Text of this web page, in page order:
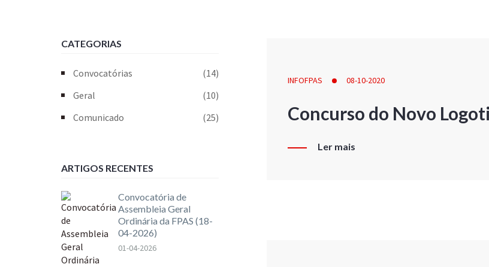
INFOFPAS 08-10-2020
Concurso do Novo
Ler mais
CATEGORIAS
Convocatórias
(14)
Geral
(10)
Comunicado
(25)
ARTIGOS RECENTES
Convocatória de
Assembleia Geral
Ordinária da FPAS (18-
04-2026)
01-04-2026